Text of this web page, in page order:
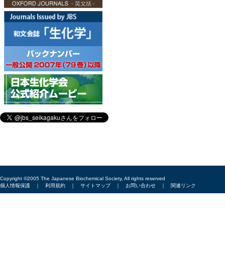
Copyright ©2005 The Japanese Biochemical Society, All rights reserved
個人情報保護 ｜ 利用規約 ｜ サイトマップ｜ お問い合わせ ｜ 関連リンク